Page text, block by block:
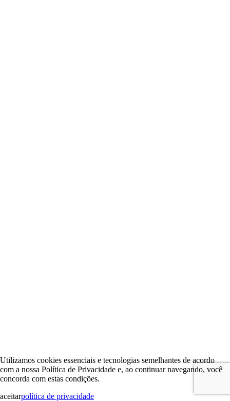
Utilizamos cookies essenciais e tecnologias semelhantes de acordo
com a nossa Política de Privacidade e, ao continuar navegando, você
concorda com estas condições.
aceitarpolítica de privacidade